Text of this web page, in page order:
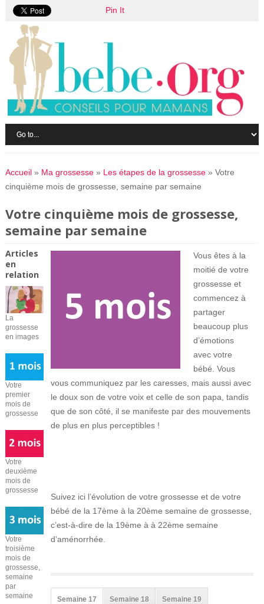
Accueil» Ma grossesse» Les étapes de la grossesse» Votre
cinquième mois de grossesse, semaine par semaine
Votre cinquième mois de grossesse,
semaine par semaine
Vous êtes à la
moitié de votre
grossesse et
commencez à
partager
beaucoup plus
d’émotions
avec votre
bébé. Vous
vous communiquez par les caresses, mais aussi avec
le doux son de votre voix et celle de son papa, tandis
que de son côté, il se manifeste par des mouvements
de plus en plus perceptibles !
Suivez ici l’évolution de votre grossesse et de votre
bébé de la 17ème à la 20ème semaine de grossesse,
c’est-à-dire de la 19ème à à 22ème semaine
d’aménorrhée.
Semaine 17 Semaine 18 Semaine 19
Articles
en
relation
La
grossesse
en images
Votre
premier
mois de
grossesse
Votre
deuxième
mois de
grossesse
Votre
troisième
mois de
grossesse,
semaine
par
semaine
Pin It